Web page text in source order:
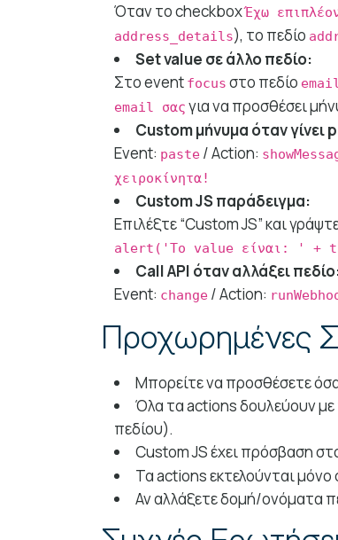
Όταν το checkboxΈχω
address_details), το πεδίο
Set value σε άλλο πεδίο:
Στο event focus στο πεδίο
email σας για να προσθέσει
Custom μήνυμα όταν γίνει
Event: paste / Action:
χειροκίνητα!
Custom JS παράδειγμα:
Επιλέξτε “Custom JS” και
alert('Το value είναι: ' +
Call API όταν αλλάξει
Event: change / Action:
Προχωρημένες
Μπορείτε να προσθέσετε
Όλα τα actions δουλεύουν με
πεδίου).
Custom JS έχει πρόσβαση
Τα actions εκτελούνται
Αν αλλάξετε δομή/ονόματα